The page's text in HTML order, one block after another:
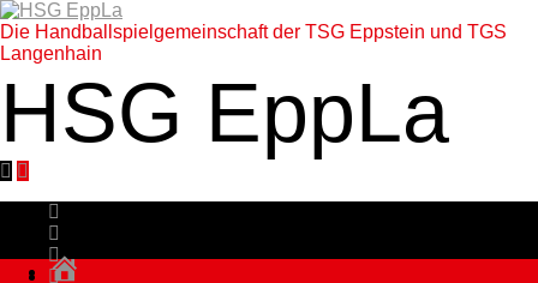
Die Handballspielgemeinschaft der TSG Eppstein und TGS
Langenhain
HSG EppLa